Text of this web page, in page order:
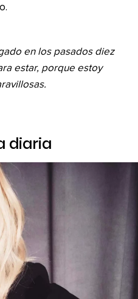
en los pasados diez
estar, porque estoy
diaria